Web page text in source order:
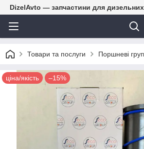
DizelAvto — запчастини для дизельних
Товари та послуги Поршневі
ціна/якість –15%